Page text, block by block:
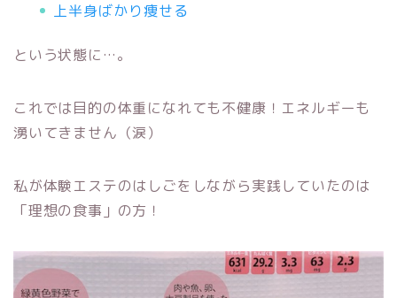
上半身ばかり痩せる
という状態に…。
これでは目的の体重になれても不健康！エネルギーも
湧いてきません（涙）
私が体験エステのはしごをしながら実践していたのは
「理想の食事」の方！